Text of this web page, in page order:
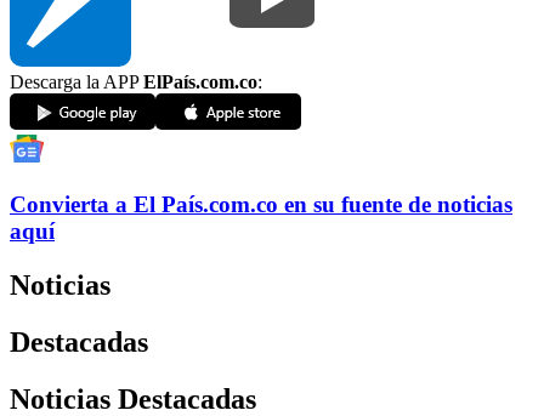
Descarga la APPElPaís.com.co:
Convierta a El País.com.co en su fuente de noticias
aquí
Noticias
Destacadas
Noticias Destacadas